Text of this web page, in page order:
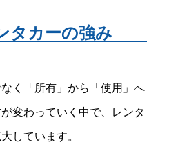
タカーの強み
く「所有」から「使用」へ
変わっていく中で、レンタ
しています。